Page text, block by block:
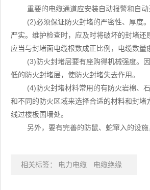
重要的电缆通道应安装自动报警和自
(2)必须保证防火封堵的严密性、厚度
严实。维护检查时，应及时将破坏的封堵
应当与封堵面电缆根数成正比例，电缆数
(3)防火封堵层要有座购得机械强度。
低的防火封堵层，使防火封堵失去作用。
(4)防火封堵材料常用的有防火岩棉、
和不同的防火区域来选择合适的材料和封
线过楼板国墙处。
另外，要有完善的防鼠、蛇窜入的设
相关标签： 电力电缆 电缆绝缘